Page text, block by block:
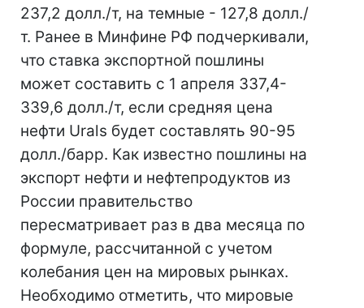
237,2 долл./т, на темные - 127,8 долл./
т. Ранее в Минфине РФ подчеркивали,
что ставка экспортной пошлины
может составить с 1 апреля 337,4-
339,6 долл./т, если средняя цена
нефти Urals будет составлять 90-95
долл./барр. Как известно пошлины на
экспорт нефти и нефтепродуктов из
России правительство
пересматривает раз в два месяца по
формуле, рассчитанной с учетом
колебания цен на мировых рынках.
Необходимо отметить, что мировые